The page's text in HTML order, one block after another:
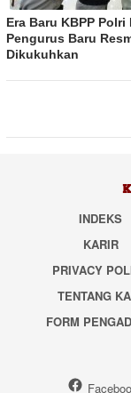
Era Baru KBPP Polri
Pengurus Baru
Dikukuhkan
INDEKS
KARIR
PRIVACY
TENTANG
FORM